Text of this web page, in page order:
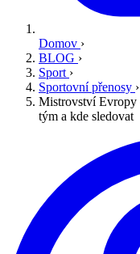
Domov ›
BLOG ›
Sport ›
Sportovní přenosy ›
Mistrovství Evropy
tým a kde sledovat